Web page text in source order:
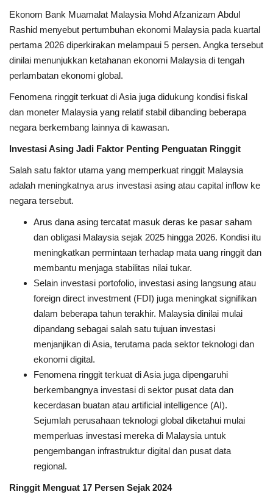
Ekonom Bank Muamalat Malaysia Mohd Afzanizam Abdul
Rashid menyebut pertumbuhan ekonomi Malaysia pada kuartal
pertama 2026 diperkirakan melampaui 5 persen. Angka tersebut
dinilai menunjukkan ketahanan ekonomi Malaysia di tengah
perlambatan ekonomi global.
Fenomena ringgit terkuat di Asia juga didukung kondisi fiskal
dan moneter Malaysia yang relatif stabil dibanding beberapa
negara berkembang lainnya di kawasan.
Investasi Asing Jadi Faktor Penting Penguatan Ringgit
Salah satu faktor utama yang memperkuat ringgit Malaysia
adalah meningkatnya arus investasi asing atau capital inflow ke
negara tersebut.
Arus dana asing tercatat masuk deras ke pasar saham
dan obligasi Malaysia sejak 2025 hingga 2026. Kondisi itu
meningkatkan permintaan terhadap mata uang ringgit dan
membantu menjaga stabilitas nilai tukar.
Selain investasi portofolio, investasi asing langsung atau
foreign direct investment (FDI ) juga meningkat signifikan
dalam beberapa tahun terakhir. Malaysia dinilai mulai
dipandang sebagai salah satu tujuan investasi
menjanjikan di Asia, terutama pada sektor teknologi dan
ekonomi digital.
Fenomena ringgit terkuat di Asia juga dipengaruhi
berkembangnya investasi di sektor pusat data dan
kecerdasan buatan atau artificial intelligence (AI ).
Sejumlah perusahaan teknologi global diketahui mulai
memperluas investasi mereka di Malaysia untuk
pengembangan infrastruktur digital dan pusat data
regional.
Ringgit Menguat 17 Persen Sejak 2024